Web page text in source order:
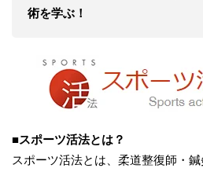
術を学ぶ！
■スポーツ活法とは？
スポーツ活法とは、柔道整復師・